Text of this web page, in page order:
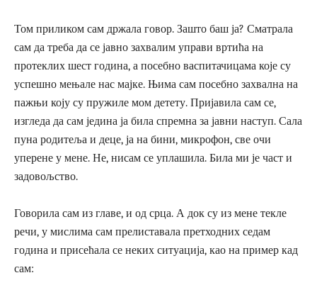
Том приликом сам држала говор. Зашто баш ја? Сматрала
сам да треба да се јавно захвалим управи вртића на
протеклих шест година, а посебно васпитачицама које су
успешно мењале нас мајке. Њима сам посебно захвална на
пажњи коју су пружиле мом детету. Пријавила сам се,
изгледа да сам једина ја била спремна за јавни наступ. Сала
пуна родитеља и деце, ја на бини, микрофон, све очи
уперене у мене. Не, нисам се уплашила. Била ми је част и
задовољство.
Говорила сам из главе, и од срца. А док су из мене текле
речи, у мислима сам прелиставала претходних седам
година и присећала се неких ситуација, као на пример кад
сам: